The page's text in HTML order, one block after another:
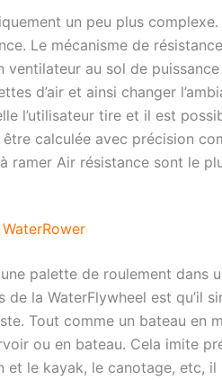
un peu plus
Le mécanisme de
ventilateur au sol de
d’air et ainsi changer
l’utilisateur tire et il est
être calculée avec précision
ramer Air résistance sont le
palette de roulement dans
la WaterFlywheel est qu’il
Tout comme un bateau en
ou en bateau. Cela imite
le kayak, le canotage, etc,